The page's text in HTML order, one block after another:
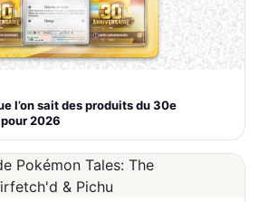
l’on sait des produits du 30e
2026